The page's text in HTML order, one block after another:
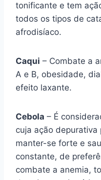
tonificante e tem
todos os tipos de
afrodisíaco.
Caqui – Combate a
A e B, obesidade,
efeito laxante.
Cebola – É
cuja ação
manter-se forte e
constante, de
combate a anemia,